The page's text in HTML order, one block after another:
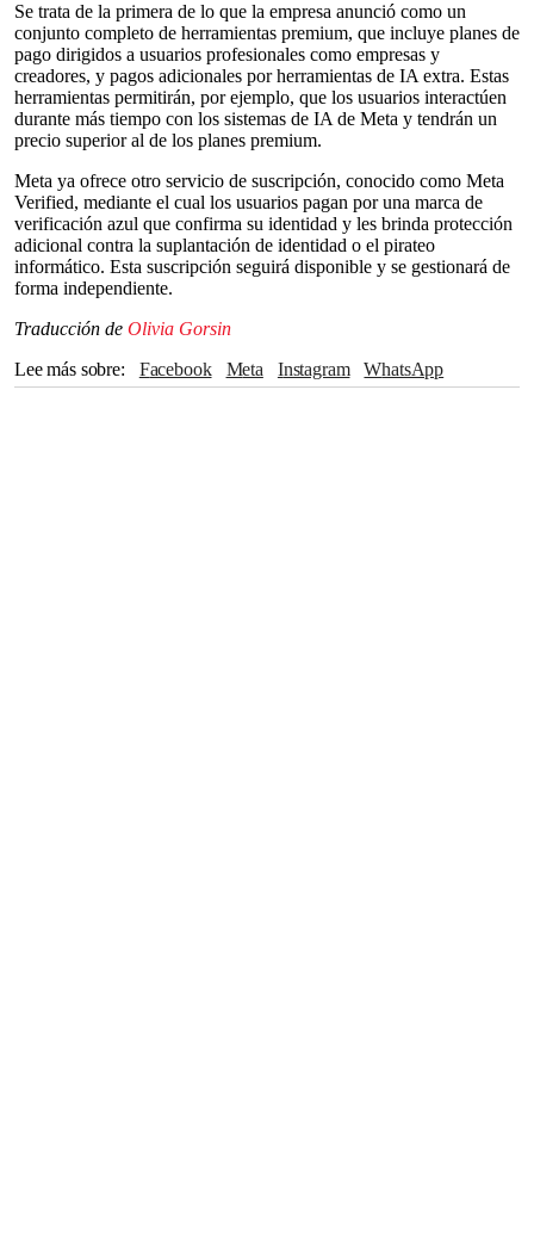
Se trata de la primera de lo que la empresa anunció como un
conjunto completo de herramientas premium, que incluye planes de
pago dirigidos a usuarios profesionales como empresas y
creadores, y pagos adicionales por herramientas de IA extra. Estas
herramientas permitirán, por ejemplo, que los usuarios interactúen
durante más tiempo con los sistemas de IA de Meta y tendrán un
precio superior al de los planes premium.
Meta ya ofrece otro servicio de suscripción, conocido como Meta
Verified, mediante el cual los usuarios pagan por una marca de
verificación azul que confirma su identidad y les brinda protección
adicional contra la suplantación de identidad o el pirateo
informático. Esta suscripción seguirá disponible y se gestionará de
forma independiente.
Traducción de Olivia Gorsin
Lee más sobre
Facebook Meta Instagram WhatsApp